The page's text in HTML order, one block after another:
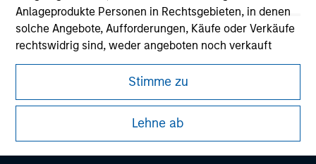
Anlageprodukte Personen in Rechtsgebieten, in denen
solche Angebote, Aufforderungen, Käufe oder Verkäufe
rechtswidrig sind, weder angeboten noch verkauft
werden. Alle Anlageprodukte unterliegen spezifischen
Anlagebeschränkungen, die im Prospekt des jeweiligen
Anlageprodukts enthalten sind.
Mir ist ebenfalls bewusst, dass Morgan Stanley
Investment Management weder garantiert noch
gewährleistet, dass jegliche Informationen auf dieser
Stimme zu
Lehne ab
Dieses Dokument ist ein Marketingdokument.
Nutzer müssen die Nutzungsbedingungen lesen und
akzeptieren, da in diesen bestimmte gesetzliche und
regulatorische Auflagen enthalten sind, die für die Verbreitung